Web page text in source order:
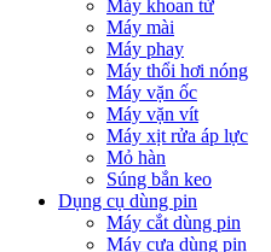
Máy khoan từ
Máy mài
Máy phay
Máy thổi hơi nóng
Máy vặn ốc
Máy vặn vít
Máy xịt rửa áp lực
Mỏ hàn
Súng bắn keo
Dụng cụ dùng pin
Máy cắt dùng pin
Máy cưa dùng pin